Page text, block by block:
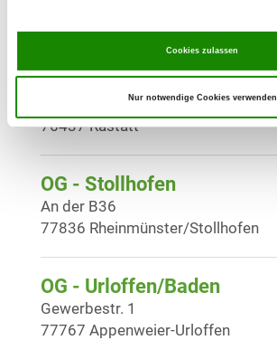
Cookies zulassen
Nur notwendige Cookies verwenden
OG - Rastatt/Baden
76437 Rastatt
OG - Stollhofen
An der B36
77836 Rheinmünster/Stollhofen
OG - Urloffen/Baden
Gewerbestr. 1
77767 Appenweier-Urloffen